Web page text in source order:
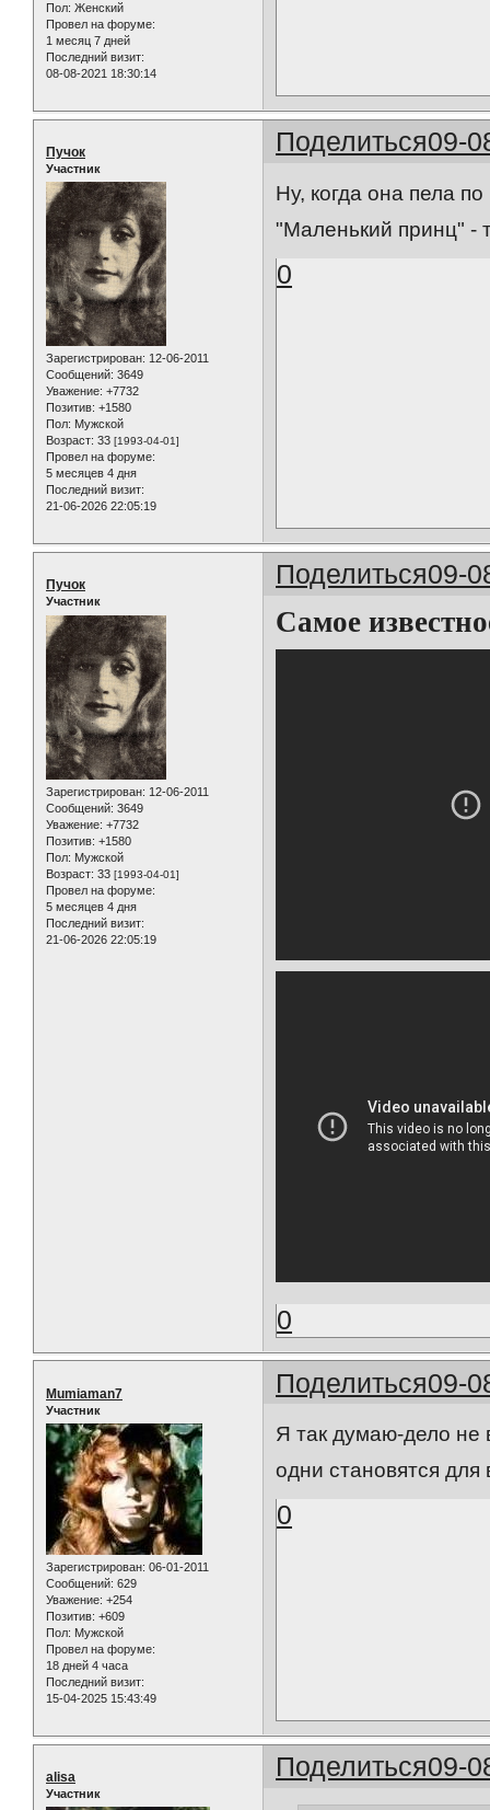
Пол: Женский
Провел на форуме:
1 месяц 7 дней
Последний визит:
08-08-2021 18:30:14
Поделиться09-
Пучок
Участник
Зарегистрирован: 12-06-2011
Сообщений: 3649
Уважение: +7732
Позитив: +1580
Пол: Мужской
Возраст: 33 [1993-04-01]
Провел на форуме:
5 месяцев 4 дня
Последний визит:
21-06-2026 22:05:19
Ну, когда она пела
"Маленький принц" -
0
Поделиться09-
Пучок
Участник
Зарегистрирован: 12-06-2011
Сообщений: 3649
Уважение: +7732
Позитив: +1580
Пол: Мужской
Возраст: 33 [1993-04-01]
Провел на форуме:
5 месяцев 4 дня
Последний визит:
21-06-2026 22:05:19
Самое
0
Поделиться09-
Mumiaman7
Участник
Зарегистрирован: 06-01-2011
Сообщений: 629
Уважение: +254
Позитив: +609
Пол: Мужской
Провел на форуме:
18 дней 4 часа
Последний визит:
15-04-2025 15:43:49
Я так думаю-дело не
одни становятся для
0
Поделиться09-
alisa
Участник